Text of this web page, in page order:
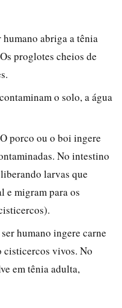
humano abriga a tênia
proglotes cheios de
o solo, a água
porco ou o boi ingere
No intestino
larvas que
e migram para os
humano ingere carne
cisticercos vivos. No
em tênia adulta,